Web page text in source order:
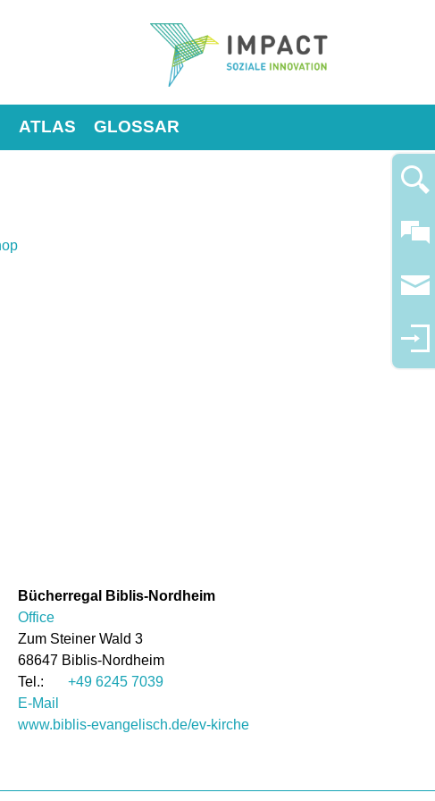
ATLAS GLOSSAR
Bücherregal Biblis-Nordheim
Office
Zum Steiner Wald 3
68647 Biblis-Nordheim
+49 6245 7039
E-Mail
www.biblis-evangelisch.de/ev-kirche